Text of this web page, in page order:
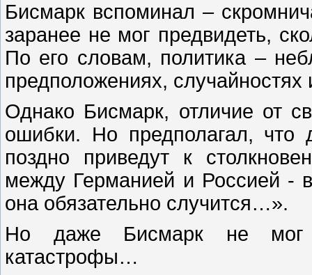
Бисмарк вспоминал –
заранее не мог предвидеть,
По его словам, политика –
предположениях,
Однако Бисмарк, отличие от
ошибки. Но предполагал, что
поздно приведут к
между Германией и Россией -
она обязательно случится…».
Но даже Бисмарк не мог
катастрофы…